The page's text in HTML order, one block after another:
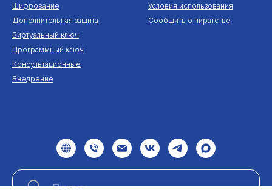
Шифрование
Дополнительная защита
Виртуальный ключ
Программный ключ
Консультационные
Внедрение
Условия использования
Сообщить о пиратстве